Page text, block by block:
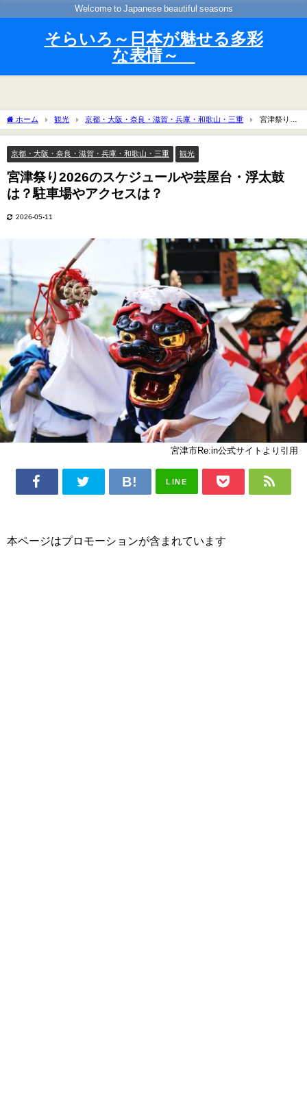
Welcome to Japanese beautiful seasons
そらいろ～日本が魅せる多彩
な表情～
ホーム 観光 京都・大阪・奈良・滋賀・兵庫・和歌山・三重
宮津祭り
2026のスケジュールや芸屋台・浮太鼓は？駐車場やアクセスは？
京都・大阪・奈良・滋賀・兵庫・和歌山・三重 観光
宮津祭り2026のスケジュールや芸屋台・浮太鼓
は？駐車場やアクセスは？
2026-05-11
宮津市Re:in公式サイトより引用
LINE
本ページはプロモーションが含まれています